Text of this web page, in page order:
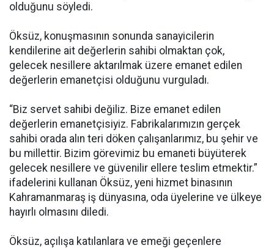
olduğunu söyledi.
Öksüz, konuşmasının sonunda sanayicilerin
kendilerine ait değerlerin sahibi olmaktan çok,
gelecek nesillere aktarılmak üzere emanet edilen
değerlerin emanetçisi olduğunu vurguladı.
“Biz servet sahibi değiliz. Bize emanet edilen
değerlerin emanetçisiyiz. Fabrikalarımızın gerçek
sahibi orada alın teri döken çalışanlarımız, bu şehir ve
bu millettir. Bizim görevimiz bu emaneti büyüterek
gelecek nesillere ve güvenilir ellere teslim etmektir.”
ifadelerini kullanan Öksüz, yeni hizmet binasının
Kahramanmaraş iş dünyasına, oda üyelerine ve ülkeye
hayırlı olmasını diledi.
Öksüz, açılışa katılanlara ve emeği geçenlere